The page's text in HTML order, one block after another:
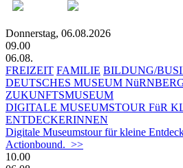
Donnerstag, 06.08.2026
09.00
06.08.
FREIZEIT FAMILIE BILDUNG/
DEUTSCHES MUSEUM
ZUKUNFTSMUSEUM
DIGITALE MUSEUMSTOUR FüR
ENTDECKERINNEN
Digitale Museumstour für kleine
Actionbound. >>
10.00